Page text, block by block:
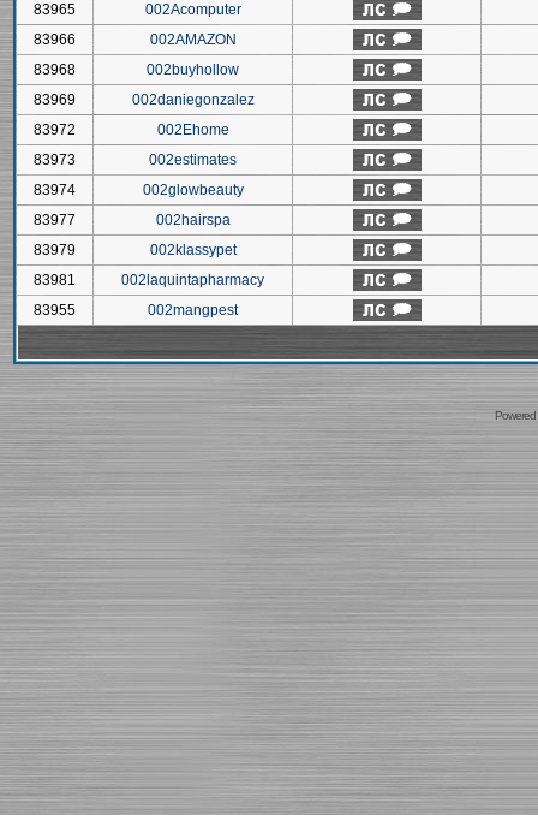
83965
002Acomputer
83966
002AMAZON
83968
002buyhollow
83969
002daniegonzalez
83972
002Ehome
83973
002estimates
83974
002glowbeauty
83977
002hairspa
83979
002klassypet
83981
002laquintapharmacy
83955
002mangpest